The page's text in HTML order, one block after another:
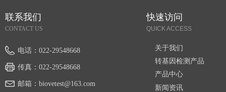
电话： 022-29548668
传真： 022-29548668
邮箱： biovetest@163.com
联系我们
CONTACT US
关于我们
转基因检测产品
产品中心
新闻资讯
快速访问
QUICK ACCESS